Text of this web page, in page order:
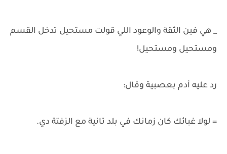
_ هي فين الثقة والوعود اللي قولت مستحيل تدخل القسم
ومستحيل ومستحيل!
رد عليه أدم بعصبية وقال:
= لولا غبائك كان زمانك في بلد تانية مع الزفتة دي.